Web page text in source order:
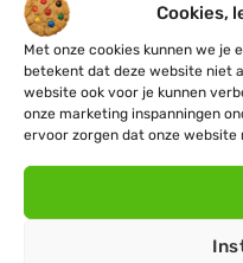
Cookies,
Met onze cookies kunnen we je
betekent dat deze website niet
website ook voor je kunnen
onze marketing inspanningen
ervoor zorgen dat onze
Klanten
+14.800